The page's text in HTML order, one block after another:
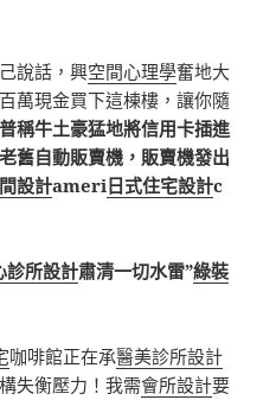
說話，興空間心理學奮地大
萬現金買下這棟樓，讓你隨
稱牛土豪猛地將信用卡插進
舊自動販賣機，販賣機發出
設計ameri日式住宅設計c
診所設計肅清一切水雷”綠裝
咖啡館正在承醫美診所設計
失衡壓力！我需會所設計要